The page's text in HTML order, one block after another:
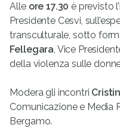
Alle ore 17.30 è previsto
Presidente Cesvi,
transculturale, sotto
Fellegara, Vice
della violenza sulle
Modera gli incontri
Comunicazione e Media
Bergamo.